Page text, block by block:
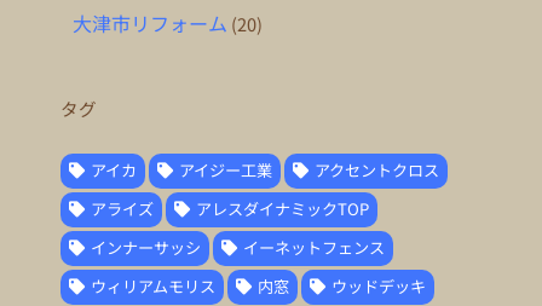
大津市リフォーム (20)
タグ
アイカ アイジー工業
アクセントクロス
アライズ
アレスダイナミックTOP
インナーサッシ
イーネットフェンス
ウィリアムモリス
内窓
ウッドデッキ